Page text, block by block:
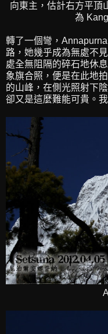
向東主，估計右方平頂
為
轉了一個彎，
路，她幾乎成為無處不
處全無阻隔的碎石地休
象旗合照，便是在此地
的山峰，在側光照射下
卻又是這麼難能可貴。